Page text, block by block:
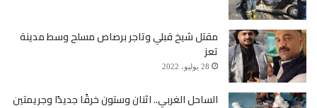
مقتل شيخ قبلي وتاجر برصاص مسلح وسط مدينة
تعز
28 يوليو، 2022
الساحل الغربي.. اثنان وستون خرقًا جديدًا وجريمتين